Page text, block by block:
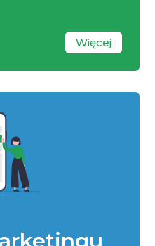
Więcej